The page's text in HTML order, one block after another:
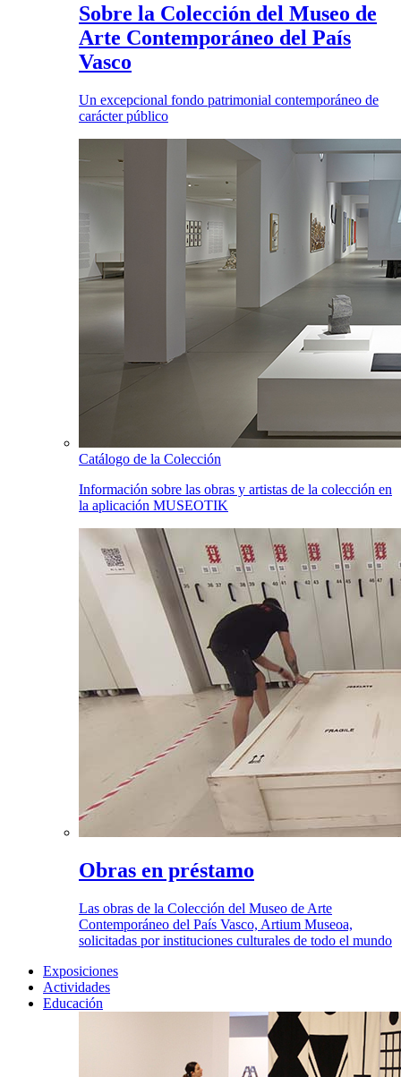
Sobre la Colección del Museo de
Arte Contemporáneo del País
Vasco
Un excepcional fondo patrimonial contemporáneo de
carácter público
Catálogo de la Colección
Información sobre las obras y artistas de la colección en
la aplicación MUSEOTIK
Obras en préstamo
Las obras de la Colección del Museo de Arte
Contemporáneo del País Vasco, Artium Museoa,
solicitadas por instituciones culturales de todo el mundo
Exposiciones
Actividades
Educación